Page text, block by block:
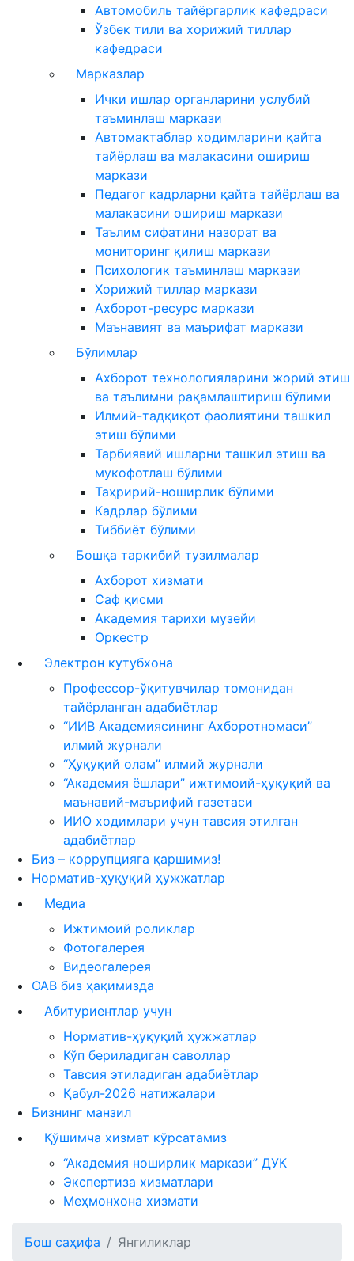
Автомобиль тайёргарлик кафедраси
Ўзбек тили ва хорижий тиллар
кафедраси
Марказлар
Ички ишлар органларини услубий
таъминлаш маркази
Автомактаблар ходимларини қайта
тайёрлаш ва малакасини ошириш
маркази
Педагог кадрларни қайта тайёрлаш ва
малакасини ошириш маркази
Таълим сифатини назорат ва
мониторинг қилиш маркази
Психологик таъминлаш маркази
Хорижий тиллар маркази
Ахборот-ресурс маркази
Маънавият ва маърифат маркази
Бўлимлар
Ахборот технологияларини жорий этиш
ва таълимни рақамлаштириш бўлими
Илмий-тадқиқот фаолиятини ташкил
этиш бўлими
Тарбиявий ишларни ташкил этиш ва
мукофотлаш бўлими
Таҳририй-ноширлик бўлими
Кадрлар бўлими
Тиббиёт бўлими
Бошқа таркибий тузилмалар
Ахборот хизмати
Саф қисми
Академия тарихи музейи
Оркестр
Электрон кутубхона
Профессор-ўқитувчилар томонидан
тайёрланган адабиётлар
“ИИВ Академиясининг Ахборотномаси”
илмий журнали
“Ҳуқуқий олам” илмий журнали
“Академия ёшлари” ижтимоий-ҳуқуқий ва
маънавий-маърифий газетаси
ИИО ходимлари учун тавсия этилган
адабиётлар
Биз – коррупцияга қаршимиз!
Норматив-ҳуқуқий ҳужжатлар
Медиа
Ижтимоий роликлар
Фотогалерея
Видеогалерея
ОАВ биз ҳақимизда
Абитуриентлар учун
Норматив-ҳуқуқий ҳужжатлар
Кўп бериладиган саволлар
Тавсия этиладиган адабиётлар
Қабул-2026 натижалари
Бизнинг манзил
Қўшимча хизмат кўрсатамиз
“Академия ноширлик маркази” ДУК
Экспертиза хизматлари
Меҳмонхона хизмати
Бош саҳифа Янгиликлар